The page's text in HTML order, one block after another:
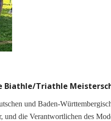
Biathle/Triathle
und Baden-
die Verantwortlichen des